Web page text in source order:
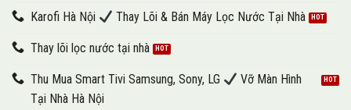
Karofi Hà Nội Thay Lõi & Bán Máy Lọc Nước Tại Nhà
Thay lõi lọc nước tại nhà
Thu Mua Smart Tivi Samsung, Sony, LG
Vỡ Màn Hình
Tại Nhà Hà Nội